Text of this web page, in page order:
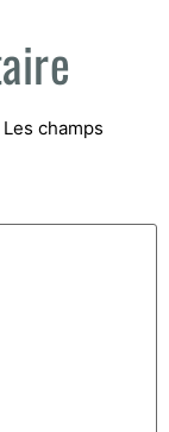
Les champs